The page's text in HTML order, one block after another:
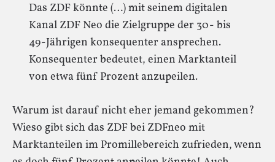
Das ZDF könnte (…) mit seinem digitalen
Kanal ZDF Neo die Zielgruppe der 30- bis
49-Jährigen konsequenter ansprechen.
Konsequenter bedeutet, einen Marktanteil
von etwa fünf Prozent anzupeilen.
Warum ist darauf nicht eher jemand gekommen?
Wieso gibt sich das ZDF bei ZDFneo mit
Marktanteilen im Promillebereich zufrieden, wenn